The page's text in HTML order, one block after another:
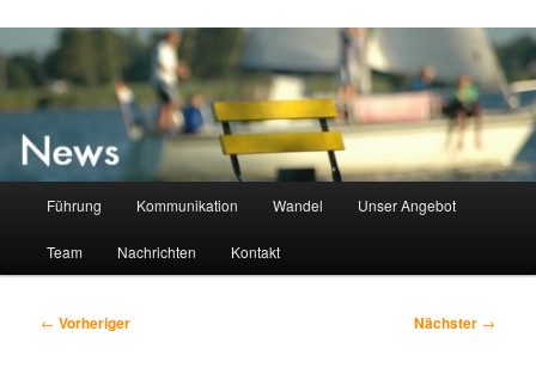
Führung Kommunikation Wandel Unser Angebot
Team Nachrichten Kontakt
Beitragsnavigation
← Vorheriger Nächster →